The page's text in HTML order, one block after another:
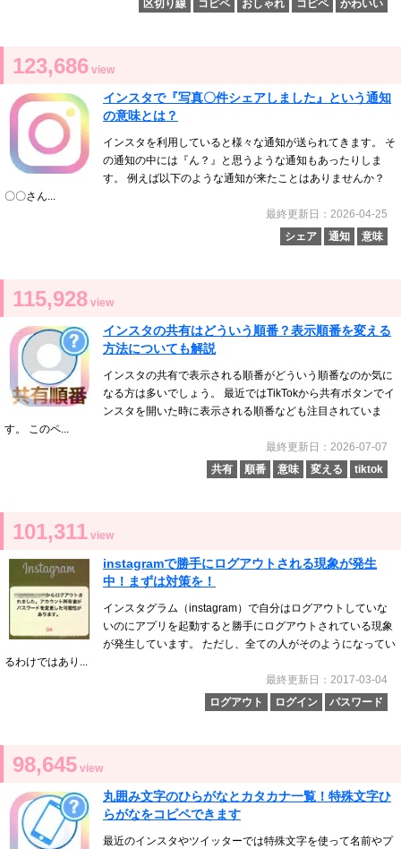
区切り線 コピペ おしゃれ コピペ かわいい
123,686 view
インスタで『写真〇件シェアしました』という通知
の意味とは？
インスタを利用していると様々な通知が送られてきます。 そ
の通知の中には『ん？』と思うような通知もあったりしま
す。 例えば以下のような通知が来たことはありませんか？
〇〇さん...
最終更新日：2026-04-25
シェア
通知 意味
115,928 view
インスタの共有はどういう順番？表示順番を変える
方法についても解説
インスタの共有で表示される順番がどういう順番なのか気に
なる方は多いでしょう。 最近ではTikTokから共有ボタンでイ
ンスタを開いた時に表示される順番なども注目されていま
す。 このペ...
最終更新日：2026-07-07
共有
順番 意味 変える tiktok
101,311 view
instagramで勝手にログアウトされる現象が発生
中！まずは対策を！
インスタグラム（instagram）で自分はログアウトしていな
いのにアプリを起動すると勝手にログアウトされている現象
が発生しています。 ただし、全ての人がそのようになってい
るわけではあり...
最終更新日：2017-03-04
ログアウト
ログイン パスワード
98,645 view
丸囲み文字のひらがなとカタカナ一覧！特殊文字ひ
らがなをコピペできます
最近のインスタやツイッターでは特殊文字を使って名前やプ